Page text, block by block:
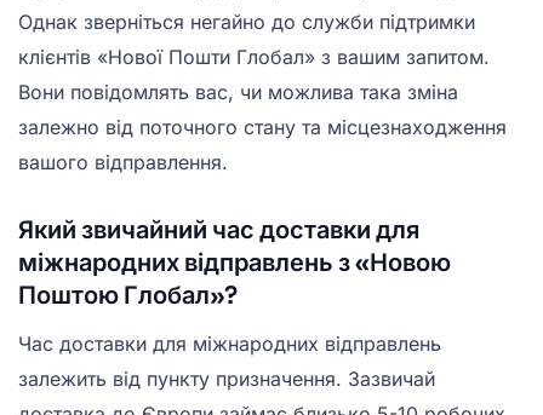
Однак зверніться негайно до служби підтримки
клієнтів «Нової Пошти Глобал» з вашим запитом.
Вони повідомлять вас, чи можлива така зміна
залежно від поточного стану та місцезнаходження
вашого відправлення.
Який звичайний час доставки для
міжнародних відправлень з «Новою
Поштою Глобал»?
Час доставки для міжнародних відправлень
залежить від пункту призначення. Зазвичай